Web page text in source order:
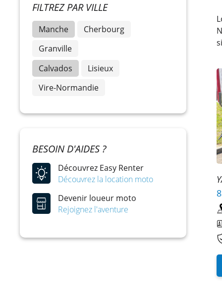
FILTREZ PAR VILLE
Manche
Cherbourg
Granville
Calvados
Lisieux
Vire-Normandie
BESOIN D'AIDES ?
Découvrez Easy Renter
Découvrez la location moto
Devenir loueur moto
Rejoignez l'aventure